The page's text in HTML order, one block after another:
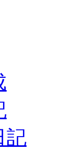
記